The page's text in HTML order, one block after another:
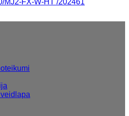
MJ2-FX-W-HT /202461